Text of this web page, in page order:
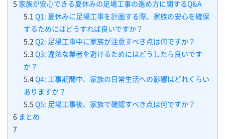
5 家族が安心できる夏休みの足場工事の進め方に関するQ&A
5.1 Q1: 夏休みに足場工事を計画する際、家族の安心を確保
するためにはどうすれば良いですか？
5.2 Q2: 足場工事中に家族が注意すべき点は何ですか？
5.3 Q3: 違法な業者を避けるためにはどうしたら良いです
か？
5.4 Q4: 工事期間中、家族の日常生活への影響はどれくらい
ありますか？
5.5 Q5: 足場工事後、家族で確認すべき点は何ですか？
6 まとめ
7